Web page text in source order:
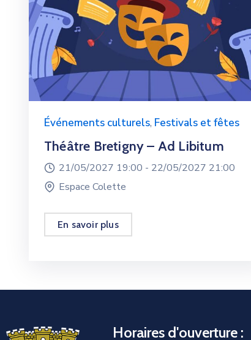
Événements culturels, Festivals et fêtes
Théâtre Bretigny – Ad Libitum
21/05/2027 19:00 - 22/05/2027 21:00
Espace Colette
En savoir plus
Horaires d'ouverture :